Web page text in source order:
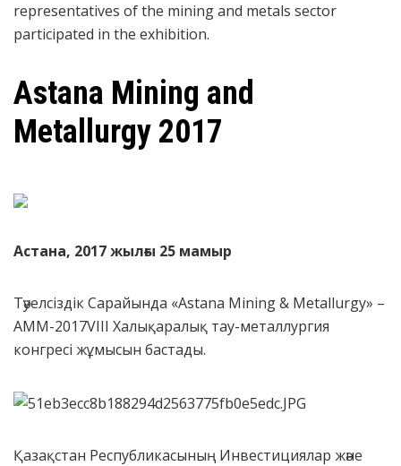
representatives of the mining and metals sector
participated in the exhibition.
Astana Mining and
Metallurgy 2017
Астана, 2017жылғы 25 мамыр
Тәуелсіздік Сарайында «Astana Mining & Metallurgy» –
АММ-2017VIII Халықаралық тау-металлургия
конгресі жұмысын бастады.
Қазақстан Республикасының Инвестициялар және